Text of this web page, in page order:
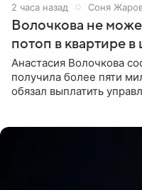
2 часа назад Соня
Волочкова не
потоп в квартире
Анастасия Волочкова
получила более пяти
обязал выплатить